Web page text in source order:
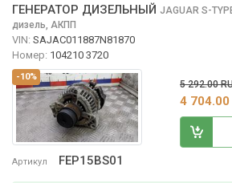
-10%
Артикул FEP15BS01
ГЕНЕРАТОР ДИЗЕЛЬНЫЙ JAGUAR S-
дизель, АКПП
VIN: SAJAC011887N81870
Номер: 104210 3720
5 292.00
4 704.00